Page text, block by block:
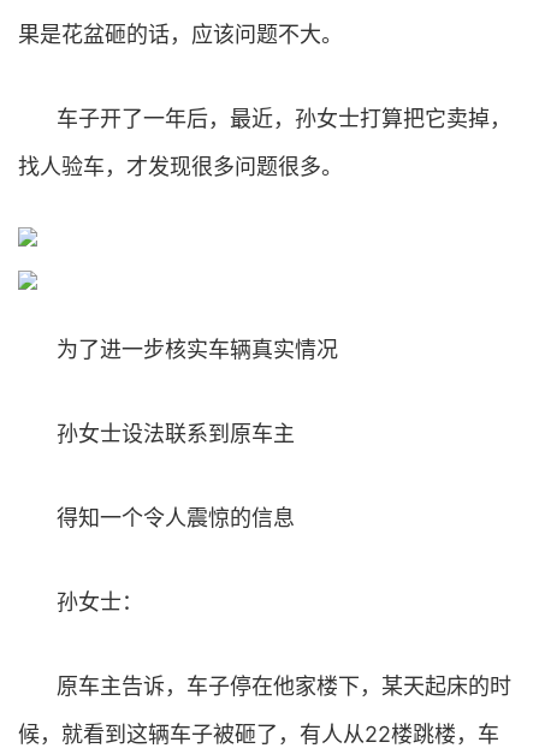
果是花盆砸的话，应该问题不大。
车子开了一年后，最近，孙女士打算把它卖掉，
找人验车，才发现很多问题很多。
为了进一步核实车辆真实情况
孙女士设法联系到原车主
得知一个令人震惊的信息
孙女士：
原车主告诉，车子停在他家楼下，某天起床的时
候，就看到这辆车子被砸了，有人从22楼跳楼，车